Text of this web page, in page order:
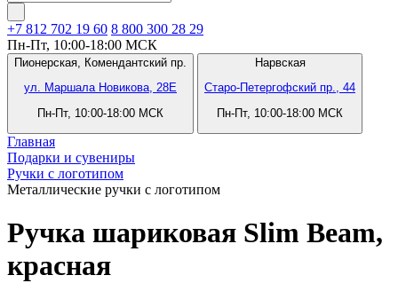
+7 812 702 19 60 8 800 300 28 29
Пн-Пт, 10:00-18:00 МСК
Пионерская, Комендантский пр.
ул. Маршала Новикова, 28Е
Пн-Пт, 10:00-18:00 МСК
Нарвская
Старо-Петергофский пр., 44
Пн-Пт, 10:00-18:00 МСК
Главная
Подарки и сувениры
Ручки с логотипом
Металлические ручки с логотипом
Ручка шариковая Slim Beam,
красная